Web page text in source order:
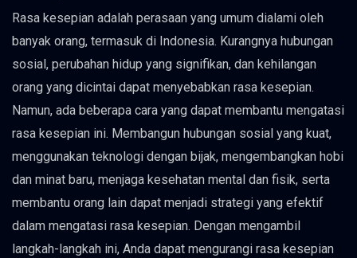
Rasa kesepian adalah perasaan yang umum dialami oleh
banyak orang, termasuk di Indonesia. Kurangnya hubungan
sosial, perubahan hidup yang signifikan, dan kehilangan
orang yang dicintai dapat menyebabkan rasa kesepian.
Namun, ada beberapa cara yang dapat membantu mengatasi
rasa kesepian ini. Membangun hubungan sosial yang kuat,
menggunakan teknologi dengan bijak, mengembangkan hobi
dan minat baru, menjaga kesehatan mental dan fisik, serta
membantu orang lain dapat menjadi strategi yang efektif
dalam mengatasi rasa kesepian. Dengan mengambil
langkah-langkah ini, Anda dapat mengurangi rasa kesepian